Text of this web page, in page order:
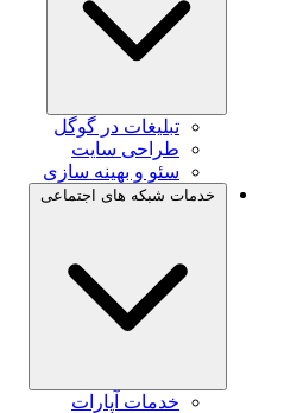
تبلیغات در گوگل
طراحی سایت
سئو و بهینه سازی
خدمات شبکه های اجتماعی
خدمات آپارات